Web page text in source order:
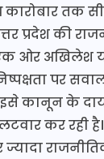
तक
प्रदेश की
ओर अखिलेश
पर
इसे कानून के
कर रही